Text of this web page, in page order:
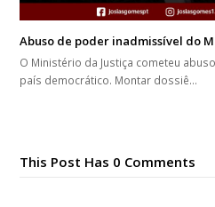
Abuso de poder inadmissível do
O Ministério da Justiça cometeu
país democrático. Montar dossiê…
This Post Has 0 Comments